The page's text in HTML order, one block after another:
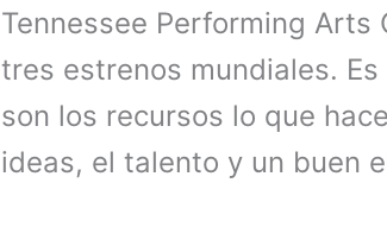
Tennessee Performing
tres estrenos mundiales.
son los recursos lo que
ideas, el talento y un buen